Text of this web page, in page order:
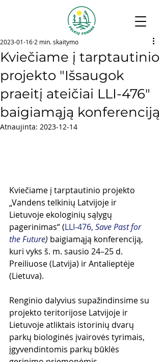
Kviečiame į tarptautinio
projekto "Išsaugok
praeitį ateičiai LLI-476"
baigiamąją konferenciją
2023-01-16 2 min. skaitymo
Atnaujinta: 2023-12-14
Kviečiame į tarptautinio projekto
„Vandens telkinių Latvijoje ir
Lietuvoje ekologinių sąlygų
pagerinimas“ (LLI-476, Save Past for
the Future) baigiamąją konferenciją,
kuri vyks š. m. sausio 24–25 d.
Preiliuose (Latvija) ir Antalieptėje
(Lietuva).
Renginio dalyvius supažindinsime su
projekto teritorijose Latvijoje ir
Lietuvoje atliktais istorinių dvarų
parkų biologinės įvairovės tyrimais,
įgyvendintomis parkų būklės